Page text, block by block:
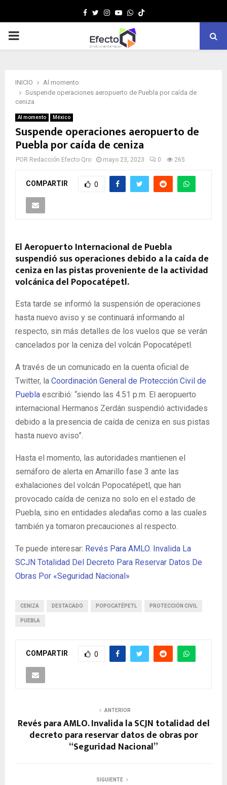
Facebook
TwitterInstagram
YoutubeWhatsapp
MENÚ
INICIO
Al momento
Suspende operaciones aeropuerto de Puebla por caída de
ceniza
Al momento México
Suspende operaciones aeropuerto de
Puebla por caída de ceniza
POR Redacción Efecto Qro mayo 23, 2023 0 265
COMPARTIR 0
El Aeropuerto Internacional de Puebla
suspendió sus operaciones debido a la caída de
ceniza en las pistas proveniente de la actividad
volcánica del Popocatépetl.
Esta tarde se informó la suspensión de operaciones
hasta nuevo aviso y se continuará informando al
respecto, sin más detalles de los vuelos que se verán
cancelados por la ceniza del volcán Popocatépetl.
A través de un comunicado en la cuenta oficial de
Twitter, la Coordinación General de Protección Civil de
Puebla escribió: “siendo las 4.51 p.m. El aeropuerto
internacional Hermanos Zerdán suspendió actividades
debido a la presencia de caída de ceniza en sus pistas
hasta nuevo aviso”.
Hasta el momento, las autoridades mantienen el
semáforo de alerta en Amarillo fase 3 ante las
exhalaciones del volcán Popocatépetl, que han
provocado caída de ceniza no solo en el estado de
Puebla, sino en entidades aledañas como a las cuales
también ya tomaron precauciones al respecto.
Te puede interesar: Revés Para AMLO. Invalida La
SCJN Totalidad Del Decreto Para Reservar Datos De
Obras Por «Seguridad Nacional»
CENIZA DESTACADO POPOCATÉPETL PROTECCIÓN CIVIL
PUEBLA
COMPARTIR 0
ANTERIOR
Revés para AMLO. Invalida la SCJN totalidad del
decreto para reservar datos de obras por
“Seguridad Nacional”
SIGUIENTE